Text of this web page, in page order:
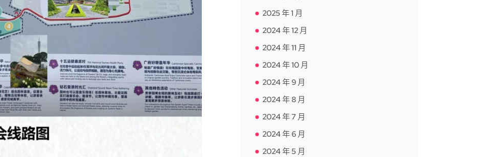
2025 年 1 月
2024 年 12 月
2024 年 11 月
2024 年 10 月
2024 年 9 月
2024 年 8 月
2024 年 7 月
2024 年 6 月
2024 年 5 月